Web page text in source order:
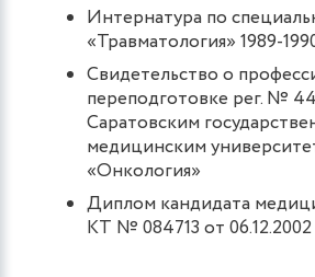
Интернатура по
«Травматология» 1989-
Свидетельство о
переподготовке рег. №
Саратовским
медицинским
«Онкология»
Диплом кандидата
КТ № 084713 от 06.12.2002